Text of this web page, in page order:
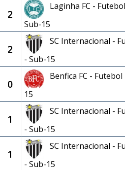
2
Laginha FC -
Sub-15
2
SC Internacional -
- Sub-15
0
Benfica FC - Futebol
15
1
SC Internacional -
- Sub-15
1
SC Internacional -
- Sub-15